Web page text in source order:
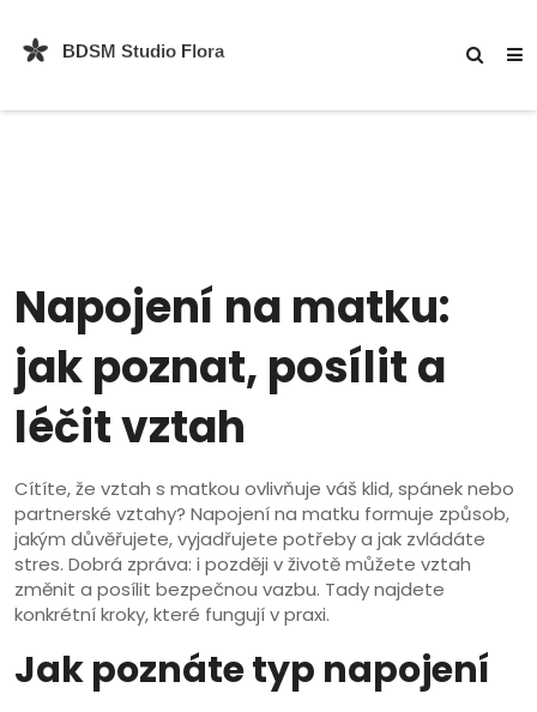
Napojení na matku:
jak poznat, posílit a
léčit vztah
Cítíte, že vztah s matkou ovlivňuje váš klid, spánek nebo
partnerské vztahy? Napojení na matku formuje způsob,
jakým důvěřujete, vyjadřujete potřeby a jak zvládáte
stres. Dobrá zpráva: i později v životě můžete vztah
změnit a posílit bezpečnou vazbu. Tady najdete
konkrétní kroky, které fungují v praxi.
Jak poznáte typ napojení